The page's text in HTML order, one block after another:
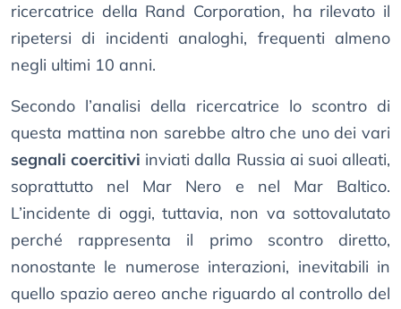
ricercatrice della Rand Corporation, ha rilevato il
ripetersi di incidenti analoghi, frequenti almeno
negli ultimi 10 anni.
Secondo l’analisi della ricercatrice lo scontro di
questa mattina non sarebbe altro che uno dei vari
segnali coercitivi inviati dalla Russia ai suoi alleati,
soprattutto nel Mar Nero e nel Mar Baltico.
L’incidente di oggi, tuttavia, non va sottovalutato
perché rappresenta il primo scontro diretto,
nonostante le numerose interazioni, inevitabili in
quello spazio aereo anche riguardo al controllo del